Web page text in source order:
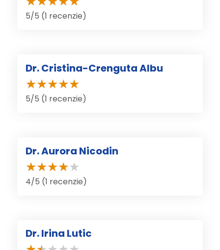
5/5 (1 recenzie)
Dr. Cristina-Crenguta Albu
5/5 (1 recenzie)
Dr. Aurora Nicodin
4/5 (1 recenzie)
Dr. Irina Lutic